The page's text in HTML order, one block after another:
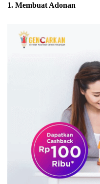
1. Membuat Adonan